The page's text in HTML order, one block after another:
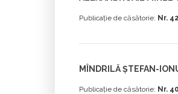
Publicație de căsătorie: Nr.
MÎNDRILĂ ȘTEFAN-
Publicație de căsătorie: Nr.